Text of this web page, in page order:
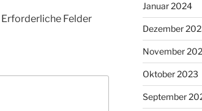
Erforderliche Felder
Januar 2024
Dezember
November
Oktober 2023
September